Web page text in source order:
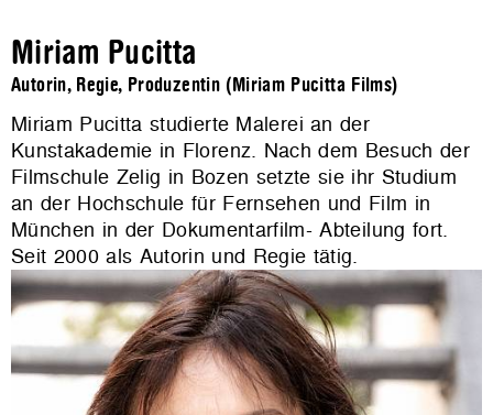
Miriam Pucitta
Autorin, Regie, Produzentin (Miriam Pucitta Films)
Miriam Pucitta studierte Malerei an der
Kunstakademie in Florenz. Nach dem Besuch der
Filmschule Zelig in Bozen setzte sie ihr Studium
an der Hochschule für Fernsehen und Film in
München in der Dokumentarfilm- Abteilung fort.
Seit 2000 als Autorin und Regie tätig.